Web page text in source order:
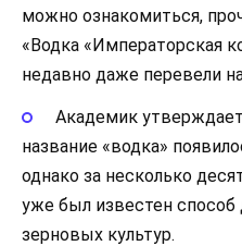
можно ознакомиться,
«Водка «Императорская
недавно даже перевели
Академик
название «водка»
однако за несколько
уже был известен способ
зерновых культур.